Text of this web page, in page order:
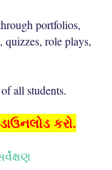
portfolios,
role plays,
all students.
કરો.